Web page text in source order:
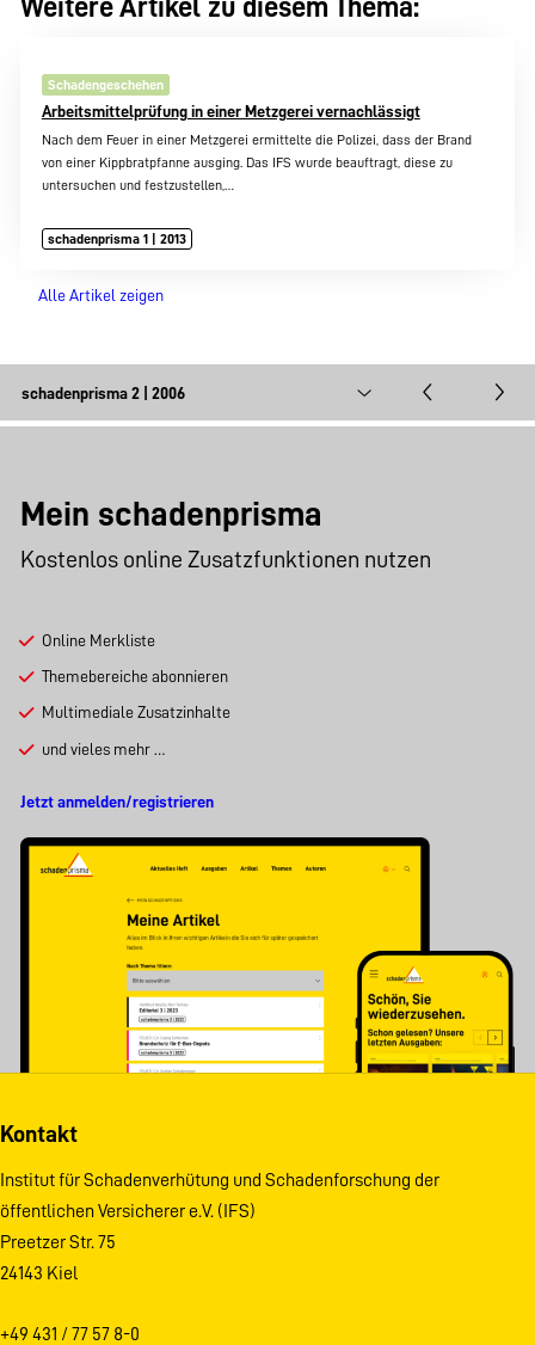
Weitere Artikel zu diesem Thema:
Schadengeschehen
Arbeitsmittelprüfung in einer Metzgerei vernachlässigt
Nach dem Feuer in einer Metzgerei ermittelte die Polizei, dass der Brand
von einer Kippbratpfanne ausging. Das IFS wurde beauftragt, diese zu
untersuchen und festzustellen,…
schadenprisma 1 | 2013
Alle Artikel zeigen
Mein schadenprisma
Kostenlos online Zusatzfunktionen nutzen
Online Merkliste
Themebereiche abonnieren
Multimediale Zusatzinhalte
und vieles mehr …
Jetzt anmelden/registrieren
Kontakt
Institut für Schadenverhütung und Schadenforschung der
öffentlichen Versicherer e.V. (IFS)
Preetzer Str. 75
24143 Kiel
+49 431 / 77 57 8-0